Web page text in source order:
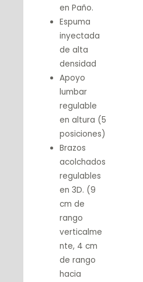
en Paño.
Espuma
inyectada
de alta
densidad
Apoyo
lumbar
regulable
en altura (5
posiciones)
Brazos
acolchados
regulables
en 3D. (9
cm de
rango
verticalme
nte, 4 cm
de rango
hacia